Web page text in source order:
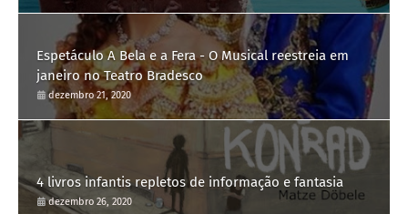
Espetáculo A Bela e a Fera - O Musical reestreia em
janeiro no Teatro Bradesco
dezembro 21, 2020
4 livros infantis repletos de informação e fantasia
dezembro 26, 2020